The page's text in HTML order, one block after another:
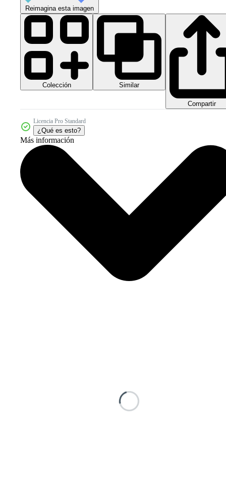
Reimagina esta imagen
Colección Similar
Compartir
Licencia Pro Standard
¿Qué es esto?
Más información